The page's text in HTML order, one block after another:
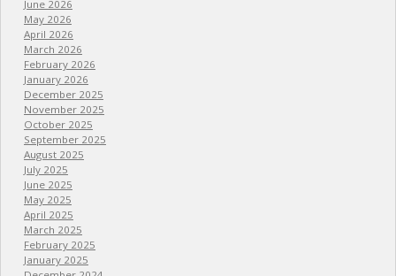
June 2026
May 2026
April 2026
March 2026
February 2026
January 2026
December 2025
November 2025
October 2025
September 2025
August 2025
July 2025
June 2025
May 2025
April 2025
March 2025
February 2025
January 2025